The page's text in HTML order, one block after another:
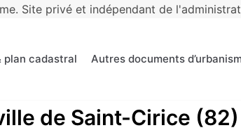
Site privé et indépendant de
plan cadastral Autres documents
de Saint-Cirice (82)